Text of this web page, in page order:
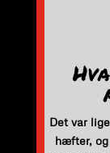
Det var
hæfter,